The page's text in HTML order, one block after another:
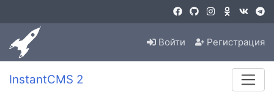
Войти Регистрация
InstantCMS 2